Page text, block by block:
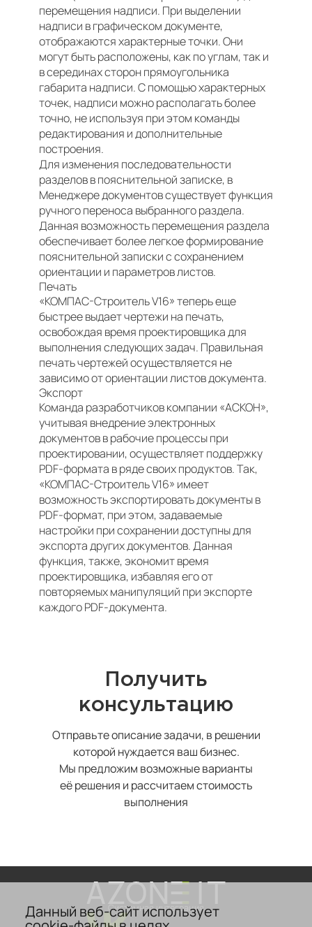
перемещения надписи. При выделении
надписи в графическом документе,
отображаются характерные точки. Они
могут быть расположены, как по углам, так и
в серединах сторон прямоугольника
габарита надписи. С помощью характерных
точек, надписи можно располагать более
точно, не используя при этом команды
редактирования и дополнительные
построения.
Для изменения последовательности
разделов в пояснительной записке, в
Менеджере документов существует функция
ручного переноса выбранного раздела.
Данная возможность перемещения раздела
обеспечивает более легкое формирование
пояснительной записки с сохранением
ориентации и параметров листов.
Печать
«КОМПАС-Строитель V16» теперь еще
быстрее выдает чертежи на печать,
освобождая время проектировщика для
выполнения следующих задач. Правильная
печать чертежей осуществляется не
зависимо от ориентации листов документа.
Экспорт
Команда разработчиков компании «АСКОН»,
учитывая внедрение электронных
документов в рабочие процессы при
проектировании, осуществляет поддержку
PDF-формата в ряде своих продуктов. Так,
«КОМПАС-Строитель V16» имеет
возможность экспортировать документы в
PDF-формат, при этом, задаваемые
настройки при сохранении доступны для
экспорта других документов. Данная
функция, также, экономит время
проектировщика, избавляя его от
повторяемых манипуляций при экспорте
каждого PDF-документа.
Получить
консультацию
Отправьте описание задачи, в решении
которой нуждается ваш бизнес.
Мы предложим возможные варианты
её решения и рассчитаем стоимость
выполнения
Системная интеграция
Данный веб-сайт использует